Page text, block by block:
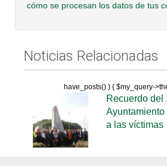
cómo se procesan los datos de tus
Noticias Relacionadas
have_posts() ) { $my_query-
Recuerdo del
a las víctimas